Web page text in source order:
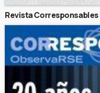
Revista Corresponsables